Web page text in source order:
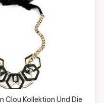
Clou Kollektion Und Die